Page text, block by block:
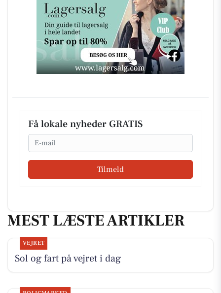
Få lokale nyheder GRATIS
Email
Tilmeld
MEST LÆSTE ARTIKLER
VEJRET
Sol og fart på vejret i dag